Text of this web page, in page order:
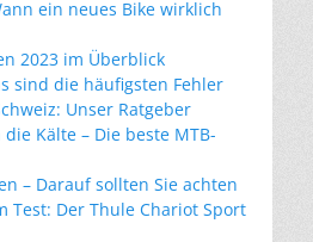
ein neues Bike wirklich
2023 im Überblick
sind die häufigsten Fehler
Unser Ratgeber
Kälte – Die beste MTB-
– Darauf sollten Sie achten
Test: Der Thule Chariot Sport